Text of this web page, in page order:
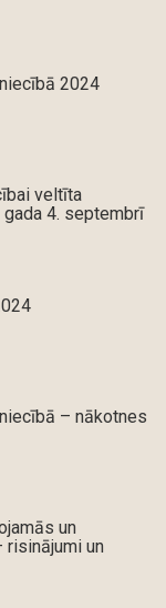
2024
veltīta
4. septembrī
– nākotnes
un
un